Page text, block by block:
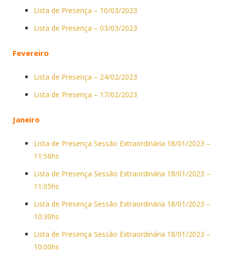
Lista de Presença – 10/03/2023
Lista de Presença – 03/03/2023
Fevereiro
Lista de Presença – 24/02/2023
Lista de Presença – 17/02/2023
Janeiro
Lista de Presença Sessão Extraordinária 18/01/2023 –
11:56hs
Lista de Presença Sessão Extraordinária 18/01/2023 –
11:05hs
Lista de Presença Sessão Extraordinária 18/01/2023 –
10:30hs
Lista de Presença Sessão Extraordinária 18/01/2023 –
10:00hs